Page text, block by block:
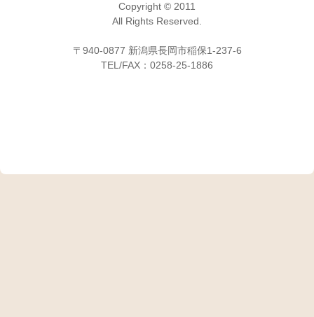
Copyright © 2011
All Rights Reserved.
〒940-0877 新潟県長岡市稲保1-237-6
TEL/FAX：0258-25-1886